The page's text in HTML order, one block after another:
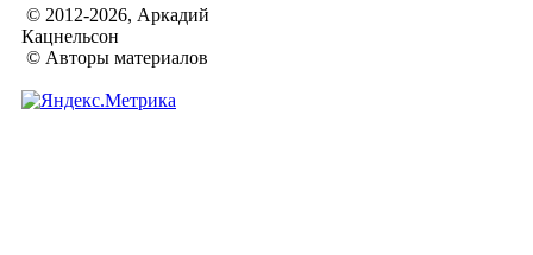
© 2012-2026, Аркадий
Кацнельсон
© Авторы материалов